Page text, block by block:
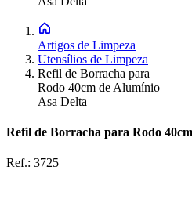
Artigos de Limpeza
Utensílios de Limpeza
Refil de Borracha para
Rodo 40cm de Alumínio
Asa Delta
Refil de Borracha para Rodo
Ref.: 3725